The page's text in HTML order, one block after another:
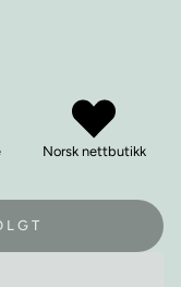
Norsk nettbutikk